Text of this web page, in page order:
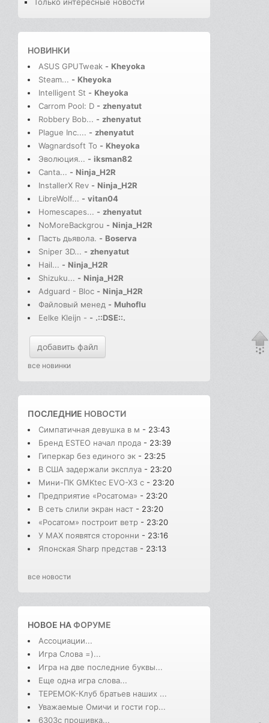
Только интересные новости
НОВИНКИ
ASUS GPUTweak - Kheyoka
Steam... - Kheyoka
Intelligent St - Kheyoka
Carrom Pool: D - zhenyatut
Robbery Bob... - zhenyatut
Plague Inc.... - zhenyatut
Wagnardsoft To - Kheyoka
Эволюция... - iksman82
Canta... - Ninja_H2R
InstallerX Rev - Ninja_H2R
LibreWolf... - vitan04
Homescapes... - zhenyatut
NoMoreBackgrou - Ninja_H2R
Пасть дьявола. - Boserva
Sniper 3D... - zhenyatut
Hail... - Ninja_H2R
Shizuku... - Ninja_H2R
Adguard - Bloc - Ninja_H2R
Файловый менед - Muhoflu
Eelke Kleijn - - .::DSE::.
добавить файл
все новинки
ПОСЛЕДНИЕ НОВОСТИ
Симпатичная девушка в м - 23:43
Бренд ESTEO начал прода - 23:39
Гиперкар без единого эк - 23:25
В США задержали эксплуа - 23:20
Мини-ПК GMKtec EVO-X3 с - 23:20
Предприятие «Росатома» - 23:20
В сеть слили экран наст - 23:20
«Росатом» построит ветр - 23:20
У MAX появятся сторонни - 23:16
Японская Sharp представ - 23:13
все новости
НОВОЕ НАФОРУМЕ
Ассоциации...
Игра Слова =)...
Игра на две последние буквы...
Еще одна игра слова...
ТЕРЕМОК-Клуб братьев наших ...
Уважаемые Омичи и гости гор...
6303с прошивка...